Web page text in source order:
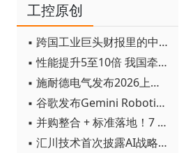
工控原创
▪ 跨国工业巨头财报里的中国成绩单
▪ 性能提升5至10倍 我国牵头制定的WiTSnet工业以太网国际标准正式发布
▪ 施耐德电气发布2026上半年可持续发展成绩单 "Impact 2030"路线图开局稳健
▪ 谷歌发布Gemini Robotics 2模型 实现人形机器人全身智能控制突破
▪ 并购整合 + 标准落地！7 月工业自动化产业动态速递
▪ 汇川技术首次披露AI战略进展：从两个方面推动“AI业务化”落地